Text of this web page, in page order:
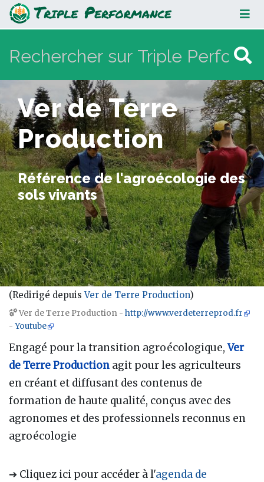
Ver de Terre Production
Ver de Terre
Production
Référence de l'agroécologie des
sols vivants
(Redirigé depuisVer de Terre Production)
Aller à :navigation,rechercher
Ver de Terre Production - http://www.verdeterreprod.fr
- Youtube
Engagé pour la transition agroécologique,Ver
de Terre Production agit pour les agriculteurs
en créant et diffusant des contenus de
formation de haute qualité, conçus avec des
agronomes et des professionnels reconnus en
agroécologie
➔ Cliquez ici pour accéder à l'agenda de